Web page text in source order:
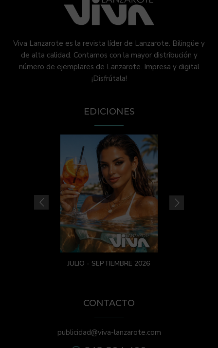
Viva Lanzarote es la revista líder de Lanzarote. Bilingüe y
de alta calidad. Contamos con la mayor distribución y
número de ejemplares de Lanzarote. Impresa y digital
¡Disfrútala!
EDICIONES
JULIO - SEPTIEMBRE 2026
CONTACTO
publicidad@viva-lanzarote.com